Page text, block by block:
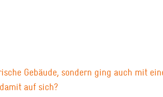
Gebäude, sondern ging auch mit
auf sich?